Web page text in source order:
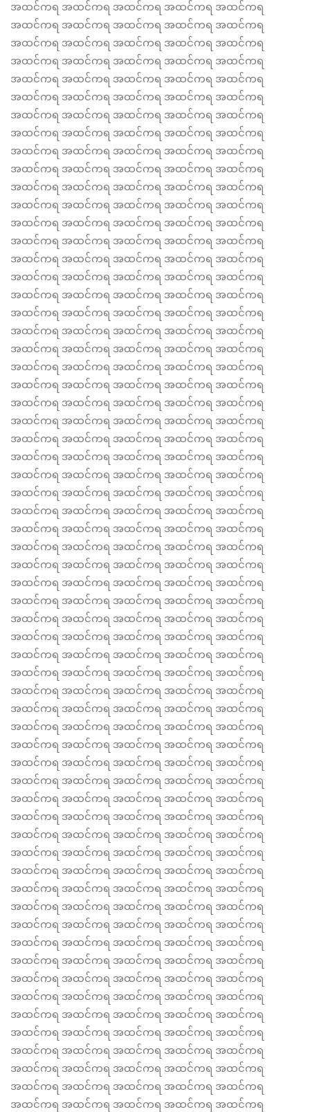
အထင်ကရ အထင်ကရ အထင်ကရ အထင်ကရ အထင်ကရ
အထင်ကရ အထင်ကရ အထင်ကရ အထင်ကရ အထင်ကရ
အထင်ကရ အထင်ကရ အထင်ကရ အထင်ကရ အထင်ကရ
အထင်ကရ အထင်ကရ အထင်ကရ အထင်ကရ အထင်ကရ
အထင်ကရ အထင်ကရ အထင်ကရ အထင်ကရ အထင်ကရ
အထင်ကရ အထင်ကရ အထင်ကရ အထင်ကရ အထင်ကရ
အထင်ကရ အထင်ကရ အထင်ကရ အထင်ကရ အထင်ကရ
အထင်ကရ အထင်ကရ အထင်ကရ အထင်ကရ အထင်ကရ
အထင်ကရ အထင်ကရ အထင်ကရ အထင်ကရ အထင်ကရ
အထင်ကရ အထင်ကရ အထင်ကရ အထင်ကရ အထင်ကရ
အထင်ကရ အထင်ကရ အထင်ကရ အထင်ကရ အထင်ကရ
အထင်ကရ အထင်ကရ အထင်ကရ အထင်ကရ အထင်ကရ
အထင်ကရ အထင်ကရ အထင်ကရ အထင်ကရ အထင်ကရ
အထင်ကရ အထင်ကရ အထင်ကရ အထင်ကရ အထင်ကရ
အထင်ကရ အထင်ကရ အထင်ကရ အထင်ကရ အထင်ကရ
အထင်ကရ အထင်ကရ အထင်ကရ အထင်ကရ အထင်ကရ
အထင်ကရ အထင်ကရ အထင်ကရ အထင်ကရ အထင်ကရ
အထင်ကရ အထင်ကရ အထင်ကရ အထင်ကရ အထင်ကရ
အထင်ကရ အထင်ကရ အထင်ကရ အထင်ကရ အထင်ကရ
အထင်ကရ အထင်ကရ အထင်ကရ အထင်ကရ အထင်ကရ
အထင်ကရ အထင်ကရ အထင်ကရ အထင်ကရ အထင်ကရ
အထင်ကရ အထင်ကရ အထင်ကရ အထင်ကရ အထင်ကရ
အထင်ကရ အထင်ကရ အထင်ကရ အထင်ကရ အထင်ကရ
အထင်ကရ အထင်ကရ အထင်ကရ အထင်ကရ အထင်ကရ
အထင်ကရ အထင်ကရ အထင်ကရ အထင်ကရ အထင်ကရ
အထင်ကရ အထင်ကရ အထင်ကရ အထင်ကရ အထင်ကရ
အထင်ကရ အထင်ကရ အထင်ကရ အထင်ကရ အထင်ကရ
အထင်ကရ အထင်ကရ အထင်ကရ အထင်ကရ အထင်ကရ
အထင်ကရ အထင်ကရ အထင်ကရ အထင်ကရ အထင်ကရ
အထင်ကရ အထင်ကရ အထင်ကရ အထင်ကရ အထင်ကရ
အထင်ကရ အထင်ကရ အထင်ကရ အထင်ကရ အထင်ကရ
အထင်ကရ အထင်ကရ အထင်ကရ အထင်ကရ အထင်ကရ
အထင်ကရ အထင်ကရ အထင်ကရ အထင်ကရ အထင်ကရ
အထင်ကရ အထင်ကရ အထင်ကရ အထင်ကရ အထင်ကရ
အထင်ကရ အထင်ကရ အထင်ကရ အထင်ကရ အထင်ကရ
အထင်ကရ အထင်ကရ အထင်ကရ အထင်ကရ အထင်ကရ
အထင်ကရ အထင်ကရ အထင်ကရ အထင်ကရ အထင်ကရ
အထင်ကရ အထင်ကရ အထင်ကရ အထင်ကရ အထင်ကရ
အထင်ကရ အထင်ကရ အထင်ကရ အထင်ကရ အထင်ကရ
အထင်ကရ အထင်ကရ အထင်ကရ အထင်ကရ အထင်ကရ
အထင်ကရ အထင်ကရ အထင်ကရ အထင်ကရ အထင်ကရ
အထင်ကရ အထင်ကရ အထင်ကရ အထင်ကရ အထင်ကရ
အထင်ကရ အထင်ကရ အထင်ကရ အထင်ကရ အထင်ကရ
အထင်ကရ အထင်ကရ အထင်ကရ အထင်ကရ အထင်ကရ
အထင်ကရ အထင်ကရ အထင်ကရ အထင်ကရ အထင်ကရ
အထင်ကရ အထင်ကရ အထင်ကရ အထင်ကရ အထင်ကရ
အထင်ကရ အထင်ကရ အထင်ကရ အထင်ကရ အထင်ကရ
အထင်ကရ အထင်ကရ အထင်ကရ အထင်ကရ အထင်ကရ
အထင်ကရ အထင်ကရ အထင်ကရ အထင်ကရ အထင်ကရ
အထင်ကရ အထင်ကရ အထင်ကရ အထင်ကရ အထင်ကရ
အထင်ကရ အထင်ကရ အထင်ကရ အထင်ကရ အထင်ကရ
အထင်ကရ အထင်ကရ အထင်ကရ အထင်ကရ အထင်ကရ
အထင်ကရ အထင်ကရ အထင်ကရ အထင်ကရ အထင်ကရ
အထင်ကရ အထင်ကရ အထင်ကရ အထင်ကရ အထင်ကရ
အထင်ကရ အထင်ကရ အထင်ကရ အထင်ကရ အထင်ကရ
အထင်ကရ အထင်ကရ အထင်ကရ အထင်ကရ အထင်ကရ
အထင်ကရ အထင်ကရ အထင်ကရ အထင်ကရ အထင်ကရ
အထင်ကရ အထင်ကရ အထင်ကရ အထင်ကရ အထင်ကရ
အထင်ကရ အထင်ကရ အထင်ကရ အထင်ကရ အထင်ကရ
အထင်ကရ အထင်ကရ အထင်ကရ အထင်ကရ အထင်ကရ
အထင်ကရ အထင်ကရ အထင်ကရ အထင်ကရ အထင်ကရ
အထင်ကရ အထင်ကရ အထင်ကရ အထင်ကရ အထင်ကရ